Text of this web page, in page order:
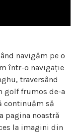
navigăm pe o
într-o navigație
traversând
golf frumos de-a
continuăm să
pagina noastră
la imagini din